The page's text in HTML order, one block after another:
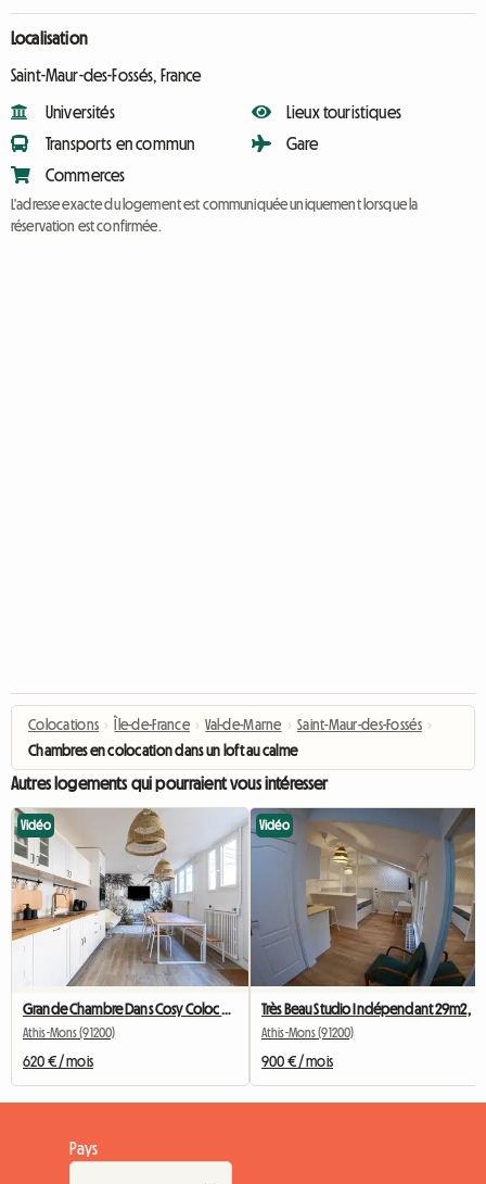
Localisation
Saint-Maur-des-Fossés, France
Universités
Transports en commun
Commerces
Lieux touristiques
Gare
L'adresse exacte du logement est communiquée uniquement lorsque la
réservation est confirmée.
Colocations › Île-de-France › Val-de-Marne › Saint-Maur-des-Fossés ›
Chambres en colocation dans un loft au calme
Autres logements qui pourraient vous intéresser
Vidéo
Athis-Mons (91200)
620 € / mois
Vidéo
Très Beau Studio Indépendant 29m2,
Athis-Mons (91200)
900 € / mois
Pays